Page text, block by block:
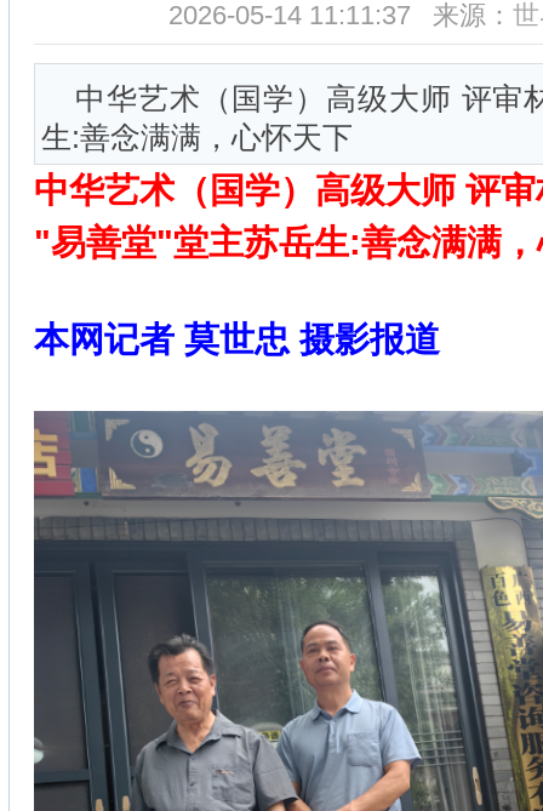
2026-05-14 11:11:37 来源：
中华艺术（国学）高级大师 评审
生:善念满满，心怀天下
中华艺术（国学）高级大师 评
"易善堂"堂主苏岳生:善念满满
本网记者 莫世忠 摄影报道